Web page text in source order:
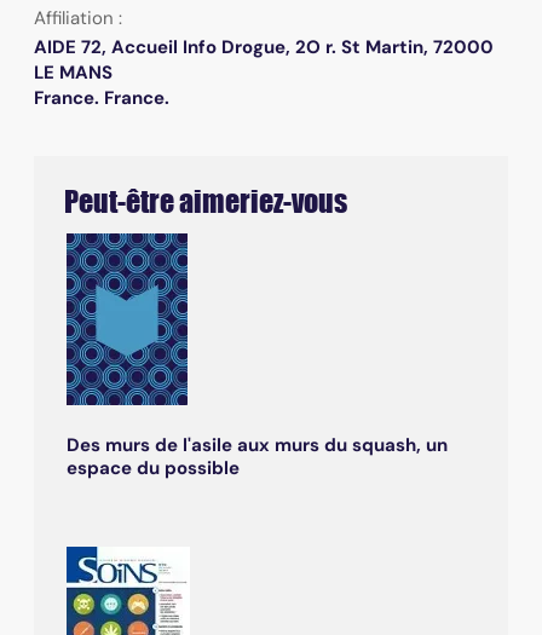
Affiliation :
AIDE 72, Accueil Info Drogue, 2O r. St Martin, 72000
LE MANS
France. France.
Peut-être aimeriez-vous
Des murs de l'asile aux murs du squash, un
espace du possible